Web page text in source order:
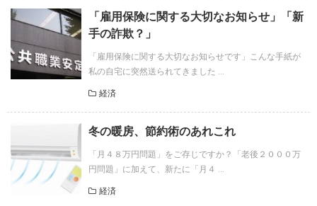
「雇用保険に関する大切なお知らせ」「新
手の詐欺？」
「雇用保険に関する大切なお知らせです」こんな手紙が
私の自宅に突然送られてきました ...
経済
冬の暖房、節約術のあれこれ
「月４８万円問題」をご存じですか？「老後２０００万
円問題」に加えて、新たに「月４ ...
経済